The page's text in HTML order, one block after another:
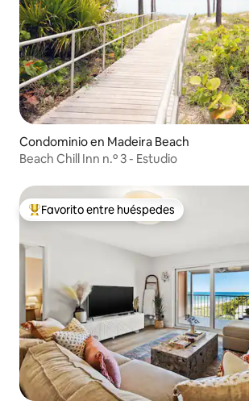
Condominio en Madeira Beach
Beach Chill Inn n.º 3 - Estudio
De los mejores en Favorito entre huéspedes
Favorito entre huéspedes